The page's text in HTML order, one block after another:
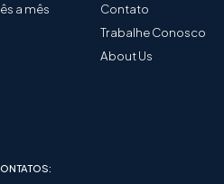
a mês
Contato
Trabalhe Conosco
About Us